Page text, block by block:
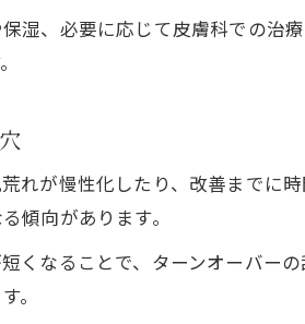
湿、必要に応じて皮膚科での治
れが慢性化したり、改善までに
傾向があります。
くなることで、ターンオーバー
。